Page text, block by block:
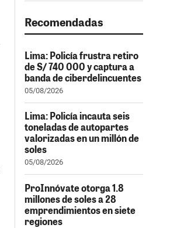
Recomendadas
Lima: Policía frustra retiro
de S/ 740 000 y captura a
banda de ciberdelincuentes
05/08/2026
Lima: Policía incauta seis
toneladas de autopartes
valorizadas en un millón de
soles
05/08/2026
ProInnóvate otorga 1.8
millones de soles a 28
emprendimientos en siete
regiones